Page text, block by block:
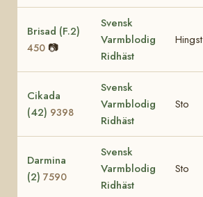
Brisad (F.2)
450 📷
Svensk
Varmblodig
Ridhäst
Hingst
Cikada
(42) 9398
Svensk
Varmblodig
Ridhäst
Sto
Darmina
(2) 7590
Svensk
Varmblodig
Ridhäst
Sto